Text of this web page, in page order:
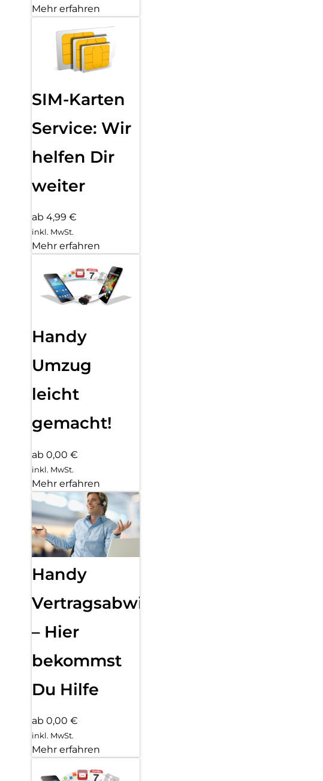
Mehr erfahren
SIM-Karten
Service: Wir
helfen Dir
weiter
ab 4,99 €
inkl. MwSt.
Mehr erfahren
Handy
Umzug
leicht
gemacht!
ab 0,00 €
inkl. MwSt.
Mehr erfahren
Handy
Vertragsabwicklung
– Hier
bekommst
Du Hilfe
ab 0,00 €
inkl. MwSt.
Mehr erfahren